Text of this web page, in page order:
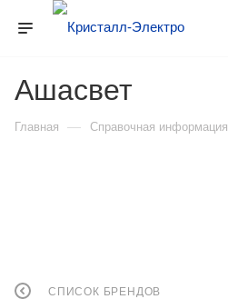
Ашасвет
Главная — Справочная информация
СПИСОК БРЕНДОВ